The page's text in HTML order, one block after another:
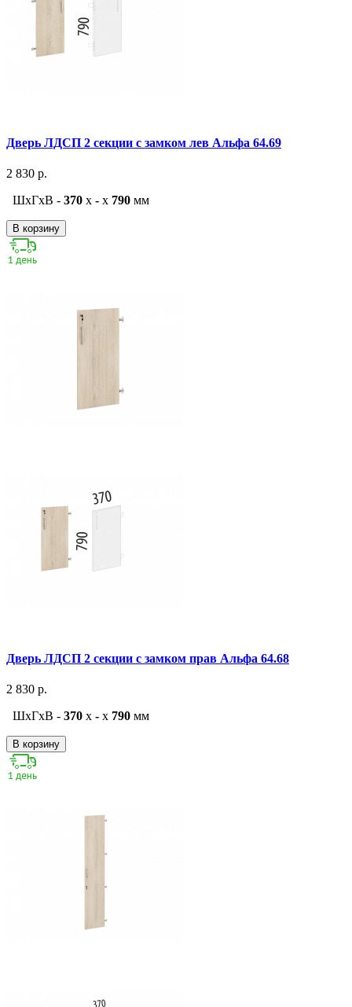
Дверь ЛДСП 2 секции с замком лев Альфа 64.69
2 830 р.
ШxГxВ - 370 x - x 790 мм
В корзину
Дверь ЛДСП 2 секции с замком прав Альфа 64.68
2 830 р.
ШxГxВ - 370 x - x 790 мм
В корзину